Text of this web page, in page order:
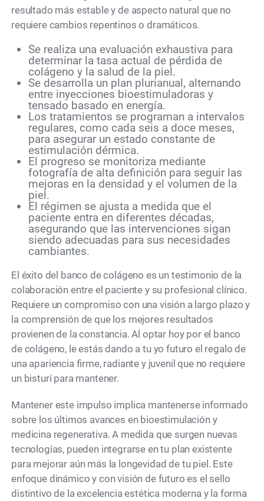
resultado más estable y de aspecto natural que no
requiere cambios repentinos o dramáticos.
Se realiza una evaluación exhaustiva para
determinar la tasa actual de pérdida de
colágeno y la salud de la piel.
Se desarrolla un plan plurianual, alternando
entre inyecciones bioestimuladoras y
tensado basado en energía.
Los tratamientos se programan a intervalos
regulares, como cada seis a doce meses,
para asegurar un estado constante de
estimulación dérmica.
El progreso se monitoriza mediante
fotografía de alta definición para seguir las
mejoras en la densidad y el volumen de la
piel.
El régimen se ajusta a medida que el
paciente entra en diferentes décadas,
asegurando que las intervenciones sigan
siendo adecuadas para sus necesidades
cambiantes.
El éxito del banco de colágeno es un testimonio de la
colaboración entre el paciente y su profesional clínico.
Requiere un compromiso con una visión a largo plazo y
la comprensión de que los mejores resultados
provienen de la constancia. Al optar hoy por el banco
de colágeno, le estás dando a tu yo futuro el regalo de
una apariencia firme, radiante y juvenil que no requiere
un bisturí para mantener.
Mantener este impulso implica mantenerse informado
sobre los últimos avances en bioestimulación y
medicina regenerativa. A medida que surgen nuevas
tecnologías, pueden integrarse en tu plan existente
para mejorar aún más la longevidad de tu piel. Este
enfoque dinámico y con visión de futuro es el sello
distintivo de la excelencia estética moderna y la forma